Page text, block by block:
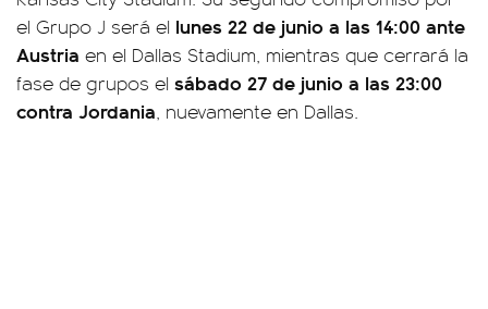
el Grupo J será el lunes 22 de junio a las 14:00 ante
Austria en el Dallas Stadium, mientras que cerrará la
fase de grupos el sábado 27 de junio a las 23:00
contra Jordania, nuevamente en Dallas.